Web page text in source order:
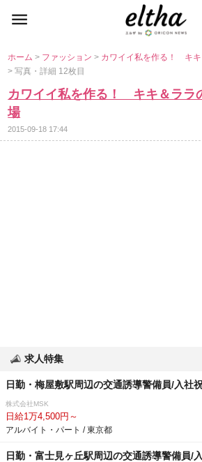
ホーム> ファッション> カワイイ私を作る！ キ
> 写真・詳細 12枚目
カワイイ私を作る！ キキ＆ララ
場
2015-09-18 17:44
求人特集
日勤・梅屋敷駅周辺の交通誘導警備員/入社
株式会社MSK
日給1万4,500円～
アルバイト・パート / 東京都
日勤・富士見ヶ丘駅周辺の交通誘導警備員/